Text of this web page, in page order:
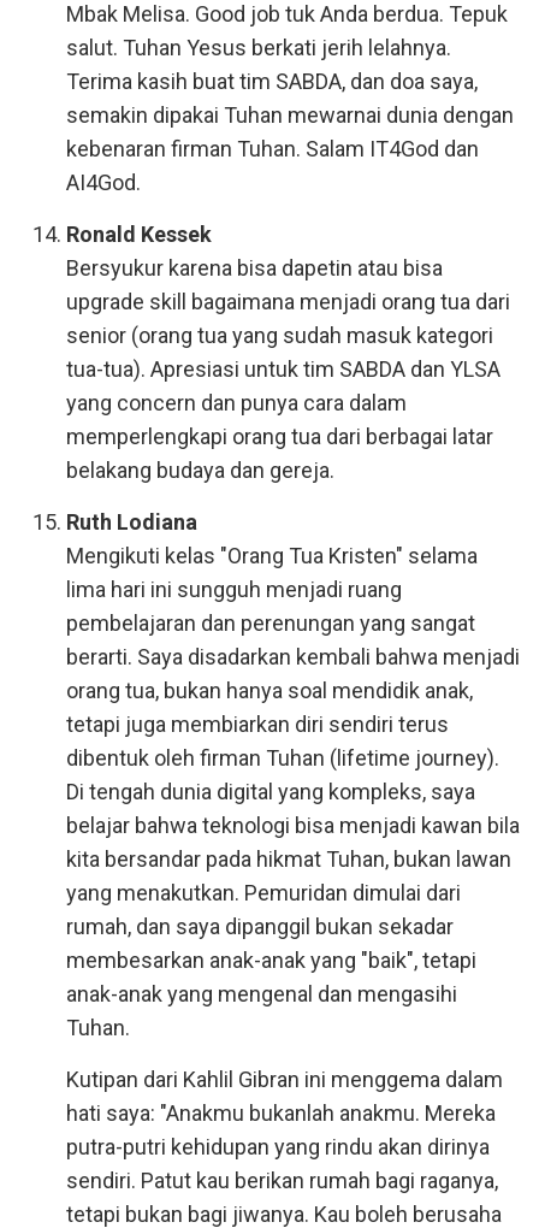
Mbak Melisa. Good job tuk Anda berdua. Tepuk
salut. Tuhan Yesus berkati jerih lelahnya.
Terima kasih buat tim SABDA, dan doa saya,
semakin dipakai Tuhan mewarnai dunia dengan
kebenaran firman Tuhan. Salam IT4God dan
AI4God.
Ronald Kessek
Bersyukur karena bisa dapetin atau bisa
upgrade skill bagaimana menjadi orang tua dari
senior (orang tua yang sudah masuk kategori
tua-tua). Apresiasi untuk tim SABDA dan YLSA
yang concern dan punya cara dalam
memperlengkapi orang tua dari berbagai latar
belakang budaya dan gereja.
Ruth Lodiana
Mengikuti kelas "Orang Tua Kristen" selama
lima hari ini sungguh menjadi ruang
pembelajaran dan perenungan yang sangat
berarti. Saya disadarkan kembali bahwa menjadi
orang tua, bukan hanya soal mendidik anak,
tetapi juga membiarkan diri sendiri terus
dibentuk oleh firman Tuhan (lifetime journey).
Di tengah dunia digital yang kompleks, saya
belajar bahwa teknologi bisa menjadi kawan bila
kita bersandar pada hikmat Tuhan, bukan lawan
yang menakutkan. Pemuridan dimulai dari
rumah, dan saya dipanggil bukan sekadar
membesarkan anak-anak yang "baik", tetapi
anak-anak yang mengenal dan mengasihi
Tuhan.
Kutipan dari Kahlil Gibran ini menggema dalam
hati saya: "Anakmu bukanlah anakmu. Mereka
putra-putri kehidupan yang rindu akan dirinya
sendiri. Patut kau berikan rumah bagi raganya,
tetapi bukan bagi jiwanya. Kau boleh berusaha